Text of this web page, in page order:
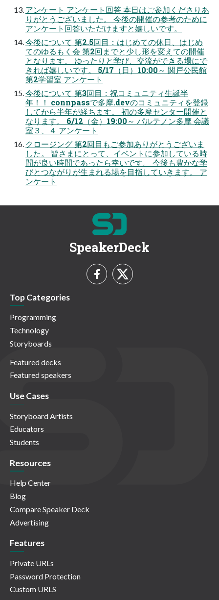
アンケート アンケート回答 本日はご参加くださりあ
りがとうございました。 今後の開催の参考のために
アンケート回答いただけますと嬉しいです。
今後について 第2.5回目：はじめての休日、はじめ
てのゆるもく会 第2回までと少し形を変えての開催
となります。 ゆったりと学び、交流ができる場にで
きれば嬉しいです。 5/17（日）10:00～ 関戸公民館
第2学習室 アンケート
今後について 第3回目：祝コミュニティ生誕半
年！！ connpassで多摩.devのコミュニティを登録
してから半年が経ちます。 初の多摩センター開催と
なります。 6/12（金）19:00～ パルテノン多摩 会議
室３、４ アンケート
クロージング 第2回目もご参加ありがとうございま
した。 皆さまにとって、イベントに参加している時
間が良い時間であったら幸いです。 今後も豊かな学
びとつながりが生まれる場を目指していきます。 ア
ンケート
SpeakerDeck
Top Categories
Programming
Technology
Storyboards
Featured decks
Featured speakers
Use Cases
Storyboard Artists
Educators
Students
Resources
Help Center
Blog
Compare Speaker Deck
Advertising
Features
Private URLs
Password Protection
Custom URLS